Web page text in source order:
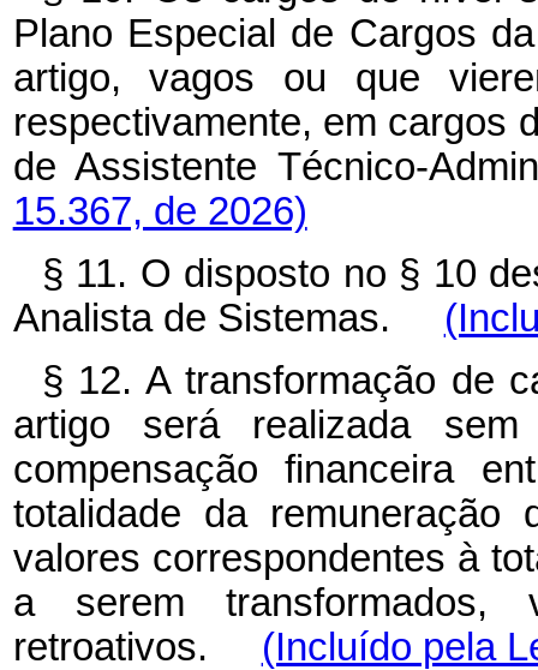
Plano Especial de Cargos
artigo, vagos ou que
respectivamente, em cargos
de Assistente Técnico-
15.367, de 2026)
§ 11. O disposto no § 10
Analista de Sistemas.
§ 12. A transformação de
artigo será realizada
compensação financeira
totalidade da
valores correspondentes à
a serem
retroativos. (Incluído pela